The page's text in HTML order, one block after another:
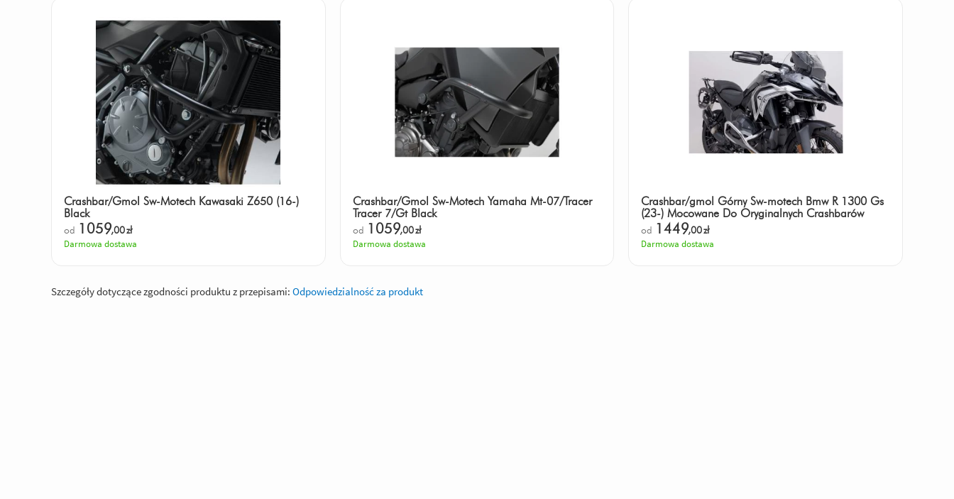
Crashbar/Gmol Sw-Motech Kawasaki Z650 (16-)
Black
od 1059,00zł
Darmowa dostawa
Crashbar/Gmol Sw-Motech Yamaha Mt-07/Tracer
Tracer 7/Gt Black
od 1059,00zł
Darmowa dostawa
Crashbar/gmol Górny Sw-motech Bmw R 1300 Gs
(23-) Mocowane Do Oryginalnych Crashbarów
od 1449,00zł
Darmowa dostawa
Szczegóły dotyczące zgodności produktu z przepisami: Odpowiedzialność za produkt